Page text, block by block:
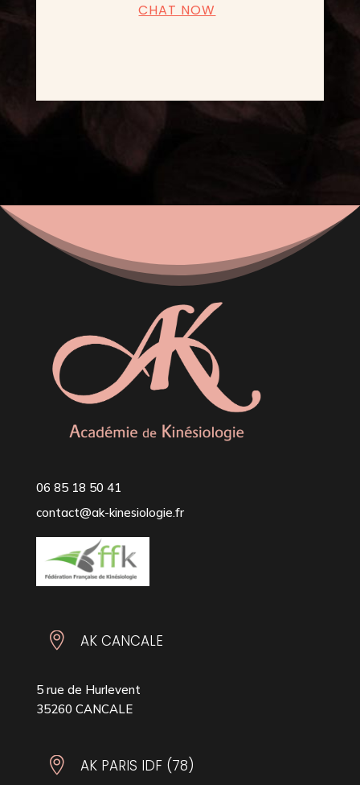
CHAT NOW
06 85 18 50 41
contact@ak-kinesiologie.fr
 AK CANCALE
5 rue de Hurlevent
35260 CANCALE
 AK PARIS IDF (78)